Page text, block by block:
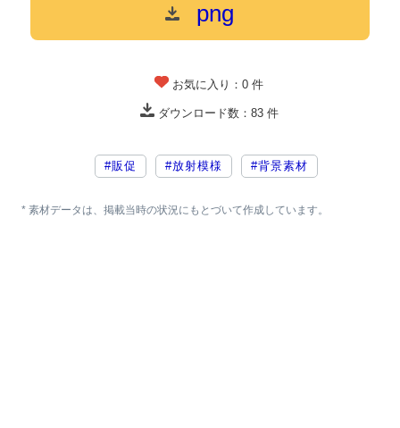
png
お気に入り：0 件
ダウンロード数： 83件
#販促 #放射模様 #背景素材
* 素材データは、掲載当時の状況にもとづいて作成しています。